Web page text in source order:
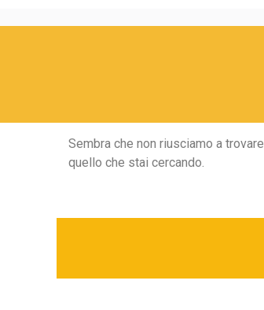
Sembra che non riusciamo a trovare
quello che stai cercando.